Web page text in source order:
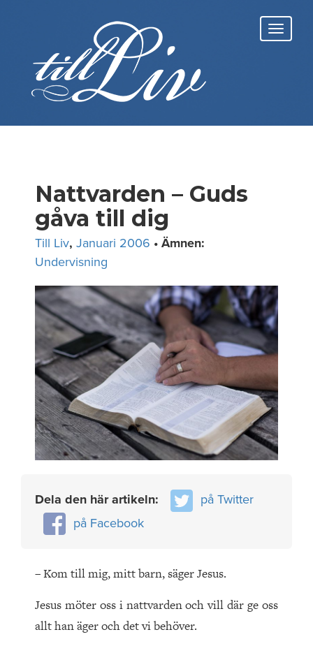
Nattvarden – Guds
gåva till dig
Till Liv, Januari 2006 • Ämnen:
Undervisning
Dela den här artikeln:
på Twitter
på Facebook
– Kom till mig, mitt barn, säger Jesus.
Jesus möter oss i nattvarden och vill där ge oss
allt han äger och det vi behöver.